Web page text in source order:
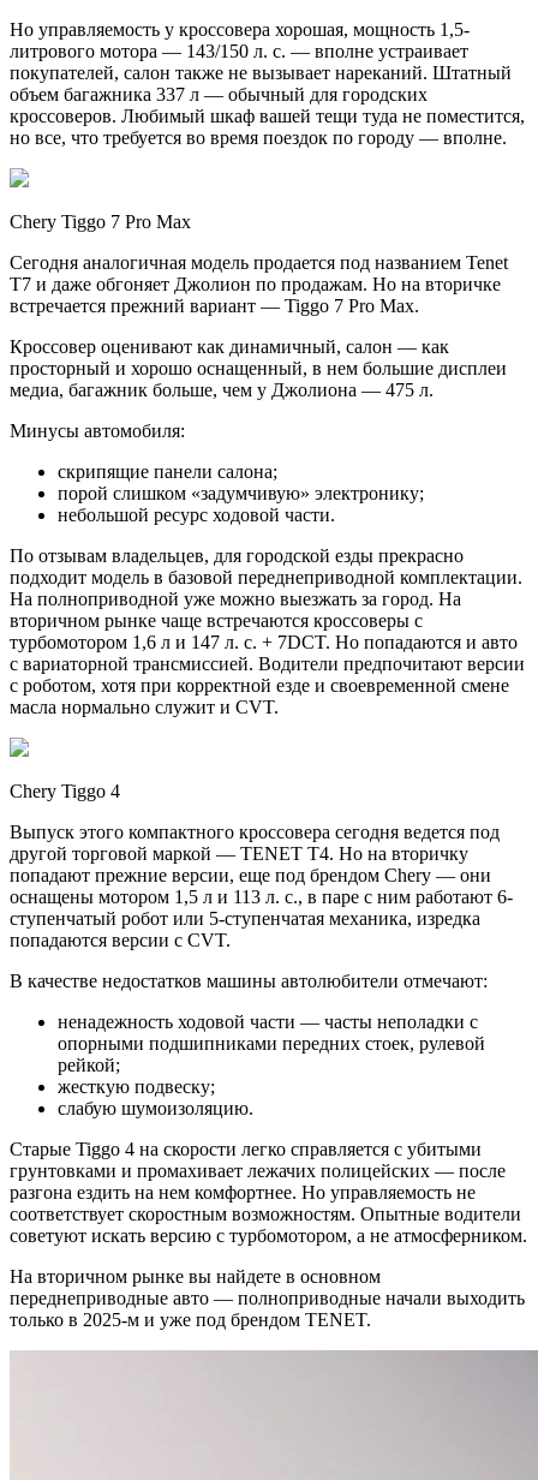
Но управляемость у кроссовера хорошая, мощность 1,5-
литрового мотора — 143/150 л. с. — вполне устраивает
покупателей, салон также не вызывает нареканий. Штатный
объем багажника 337 л — обычный для городских
кроссоверов. Любимый шкаф вашей тещи туда не поместится,
но все, что требуется во время поездок по городу — вполне.
Chery Tiggo 7 Pro Max
Сегодня аналогичная модель продается под названием Tenet
T7 и даже обгоняет Джолион по продажам. Но на вторичке
встречается прежний вариант — Tiggo 7 Pro Max.
Кроссовер оценивают как динамичный, салон — как
просторный и хорошо оснащенный, в нем большие дисплеи
медиа, багажник больше, чем у Джолиона — 475 л.
Минусы автомобиля:
скрипящие панели салона;
порой слишком «задумчивую» электронику;
небольшой ресурс ходовой части.
По отзывам владельцев, для городской езды прекрасно
подходит модель в базовой переднеприводной комплектации.
На полноприводной уже можно выезжать за город. На
вторичном рынке чаще встречаются кроссоверы с
турбомотором 1,6 л и 147 л. с. + 7DCT. Но попадаются и авто
с вариаторной трансмиссией. Водители предпочитают версии
с роботом, хотя при корректной езде и своевременной смене
масла нормально служит и CVT.
Chery Tiggo 4
Выпуск этого компактного кроссовера сегодня ведется под
другой торговой маркой — TENET T4. Но на вторичку
попадают прежние версии, еще под брендом Chery — они
оснащены мотором 1,5 л и 113 л. с., в паре с ним работают 6-
ступенчатый робот или 5-ступенчатая механика, изредка
попадаются версии с CVT.
В качестве недостатков машины автолюбители отмечают:
ненадежность ходовой части — часты неполадки с
опорными подшипниками передних стоек, рулевой
рейкой;
жесткую подвеску;
слабую шумоизоляцию.
Старые Tiggo 4 на скорости легко справляется с убитыми
грунтовками и промахивает лежачих полицейских — после
разгона ездить на нем комфортнее. Но управляемость не
соответствует скоростным возможностям. Опытные водители
советуют искать версию с турбомотором, а не атмосферником.
На вторичном рынке вы найдете в основном
переднеприводные авто — полноприводные начали выходить
только в 2025-м и уже под брендом TENET.